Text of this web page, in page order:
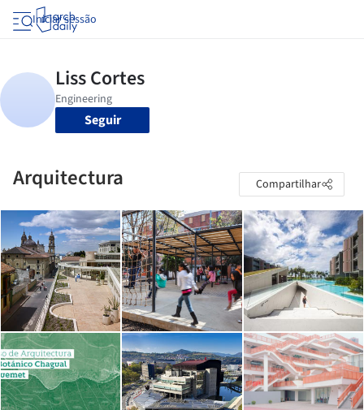
Iniciar sessão
Seguir
Arquitectura Compartilhar